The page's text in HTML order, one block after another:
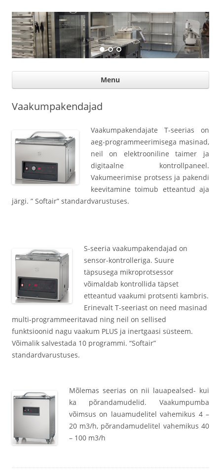
Suurköögiseadmed
Professional help for proffs
Menu
Vaakumpakendajad
Vaakumpakendajate T-seerias on
aeg-programmeerimisega masinad,
neil on elektrooniline taimer ja
digitaalne kontrollpaneel.
Vakumeerimise protsess ja pakendi
keevitamine toimub etteantud aja
järgi. ” Softair” standardvarustuses.
S-seeria vaakumpakendajad on
sensor-kontrolleriga. Suure
täpsusega mikroprotsessor
võimaldab kontrollida täpset
etteantud vaakumi protsenti kambris.
Erinevalt T-seeriast on need masinad
multi-programmeeritavad ning neil on sellised
funktsioonid nagu vaakum PLUS ja inertgaasi süsteem.
Võimalik salvestada 10 programmi. “Softair”
standardvarustuses.
Mõlemas seerias on nii lauapealsed- kui
ka põrandamudelid. Vaakumpumba
võimsus on lauamudelitel vahemikus 4 –
20 m3/h, põrandamudelitel vahemikus 40
– 100 m3/h